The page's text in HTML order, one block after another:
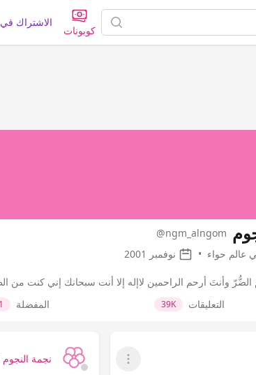
كوبونات
الاشتراك في
@ngm_alngom
حواء • نوفمبر 2001
وأنتَ أرحم الراحمين لاإله إلا أنت سبحانك إني كنت
التعليقات 39K المفضلة 1
عرض القائمة
نجمة النجوم